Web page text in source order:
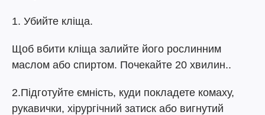
1. Убийте кліща.
Щоб вбити кліща залийте його рослинним
маслом або спиртом. Почекайте 20 хвилин..
2.Підготуйте ємність, куди покладете комаху,
рукавички, хірургічний затиск або вигнутий